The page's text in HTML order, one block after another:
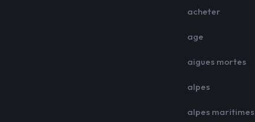
acheter
age
aigues mortes
alpes
alpes maritimes